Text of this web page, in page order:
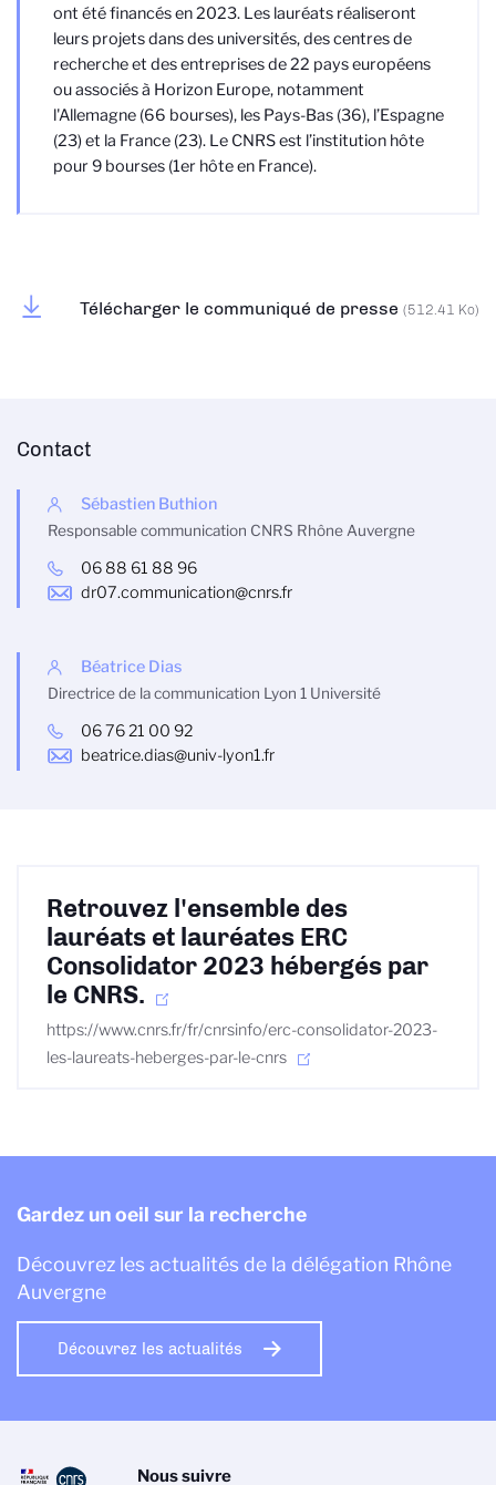
ont été financés en 2023. Les lauréats réaliseront
leurs projets dans des universités, des centres de
recherche et des entreprises de 22 pays européens
ou associés à Horizon Europe, notamment
l'Allemagne (66 bourses), les Pays-Bas (36), l’Espagne
(23) et la France (23). Le CNRS est l’institution hôte
pour 9 bourses (1er hôte en France).
Télécharger le communiqué de presse (512.41 Ko)
Contact
Sébastien Buthion
Responsable communication CNRS Rhône Auvergne
06 88 61 88 96
dr07.communication@cnrs.fr
Béatrice Dias
Directrice de la communication Lyon 1 Université
06 76 21 00 92
beatrice.dias@univ-lyon1.fr
Retrouvez l'ensemble des
lauréats et lauréates ERC
Consolidator 2023 hébergés par
le CNRS.
https://www.cnrs.fr/fr/cnrsinfo/erc-consolidator-2023-
les-laureats-heberges-par-le-cnrs
Gardez un oeil sur la recherche
Découvrez les actualités de la délégation Rhône
Auvergne
Découvrez les actualités
Nous suivre